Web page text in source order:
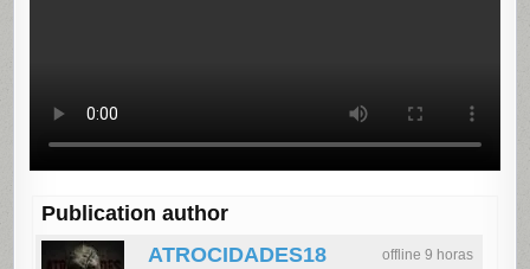
Publication author
offline 9 horas
ATROCIDADES18